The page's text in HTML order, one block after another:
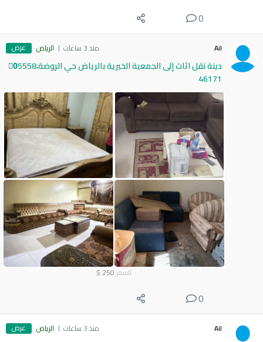
0
Ail منذ 3 ساعات الرياض عرض
دينة نقل اثاث إلى الجمعية الخيرية بالرياض حي الروضة،0َ5558
46171
السعر 250
$
0
Ail منذ 3 ساعات الرياض عرض